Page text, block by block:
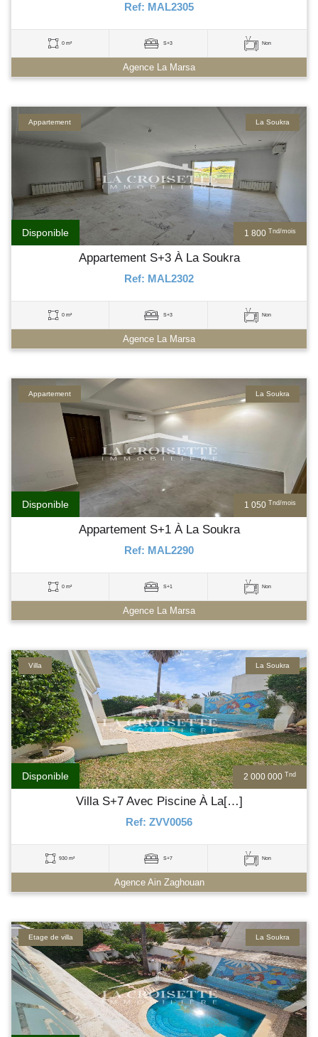
Ref: MAL2305
0 m² S+3 Non
Agence La Marsa
1 800 Tnd/mois
Disponible
La Soukra
Appartement
Appartement S+3 À La Soukra
Ref: MAL2302
0 m² S+3 Non
Agence La Marsa
1 050 Tnd/mois
Disponible
La Soukra
Appartement
Appartement S+1 À La Soukra
Ref: MAL2290
0 m² S+1 Non
Agence La Marsa
2 000 000 Tnd
Disponible
La Soukra
Villa
Villa S+7 Avec Piscine À La[…]
Ref: ZVV0056
930 m² S+7 Non
Agence Ain Zaghouan
La Soukra
Etage de villa